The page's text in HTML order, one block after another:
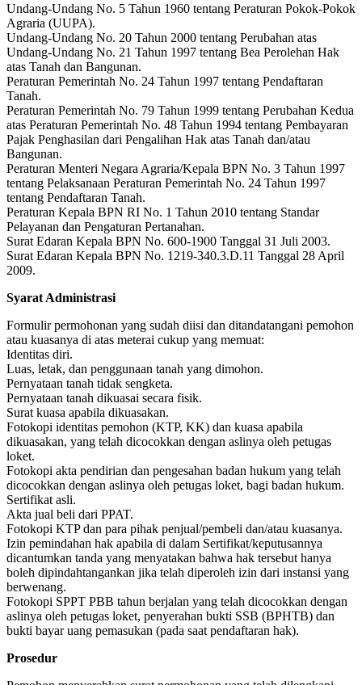
Undang-Undang No. 5 Tahun 1960 tentang Peraturan Pokok-Pokok
Agraria (UUPA).
Undang-Undang No. 20 Tahun 2000 tentang Perubahan atas
Undang-Undang No. 21 Tahun 1997 tentang Bea Perolehan Hak
atas Tanah dan Bangunan.
Peraturan Pemerintah No. 24 Tahun 1997 tentang Pendaftaran
Tanah.
Peraturan Pemerintah No. 79 Tahun 1999 tentang Perubahan Kedua
atas Peraturan Pemerintah No. 48 Tahun 1994 tentang Pembayaran
Pajak Penghasilan dari Pengalihan Hak atas Tanah dan/atau
Bangunan.
Peraturan Menteri Negara Agraria/Kepala BPN No. 3 Tahun 1997
tentang Pelaksanaan Peraturan Pemerintah No. 24 Tahun 1997
tentang Pendaftaran Tanah.
Peraturan Kepala BPN RI No. 1 Tahun 2010 tentang Standar
Pelayanan dan Pengaturan Pertanahan.
Surat Edaran Kepala BPN No. 600-1900 Tanggal 31 Juli 2003.
Surat Edaran Kepala BPN No. 1219-340.3.D.11 Tanggal 28 April
2009.
Syarat Administrasi
Formulir permohonan yang sudah diisi dan ditandatangani pemohon
atau kuasanya di atas meterai cukup yang memuat:
Identitas diri.
Luas, letak, dan penggunaan tanah yang dimohon.
Pernyataan tanah tidak sengketa.
Pernyataan tanah dikuasai secara fisik.
Surat kuasa apabila dikuasakan.
Fotokopi identitas pemohon (KTP, KK) dan kuasa apabila
dikuasakan, yang telah dicocokkan dengan aslinya oleh petugas
loket.
Fotokopi akta pendirian dan pengesahan badan hukum yang telah
dicocokkan dengan aslinya oleh petugas loket, bagi badan hukum.
Sertifikat asli.
Akta jual beli dari PPAT.
Fotokopi KTP dan para pihak penjual/pembeli dan/atau kuasanya.
Izin pemindahan hak apabila di dalam Sertifikat/keputusannya
dicantumkan tanda yang menyatakan bahwa hak tersebut hanya
boleh dipindahtangankan jika telah diperoleh izin dari instansi yang
berwenang.
Fotokopi SPPT PBB tahun berjalan yang telah dicocokkan dengan
aslinya oleh petugas loket, penyerahan bukti SSB (BPHTB) dan
bukti bayar uang pemasukan (pada saat pendaftaran hak).
Prosedur